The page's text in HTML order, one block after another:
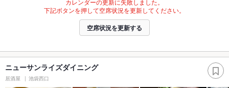
下記ボタンを押して空席状況を更新してください。
空席状況を更新する
ニューサンライズダイニング
居酒屋 池袋西口